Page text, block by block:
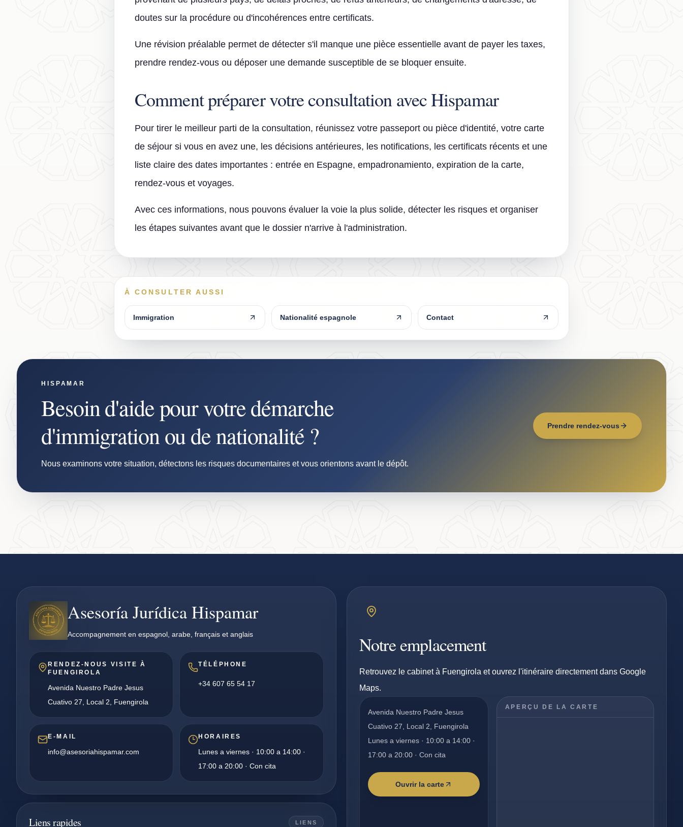
doutes sur la procédure ou d'incohérences entre certificats.
Une révision préalable permet de détecter s'il manque une pièce essentielle avant de payer les taxes,
prendre rendez-vous ou déposer une demande susceptible de se bloquer ensuite.
Comment préparer votre consultation avec Hispamar
Pour tirer le meilleur parti de la consultation, réunissez votre passeport ou pièce d'identité, votre carte
de séjour si vous en avez une, les décisions antérieures, les notifications, les certificats récents et une
liste claire des dates importantes : entrée en Espagne, empadronamiento, expiration de la carte,
rendez-vous et voyages.
Avec ces informations, nous pouvons évaluer la voie la plus solide, détecter les risques et organiser
les étapes suivantes avant que le dossier n'arrive à l'administration.
À CONSULTER AUSSI
Immigration Nationalité espagnole Contact
HISPAMAR
Besoin d'aide pour votre démarche
d'immigration ou de nationalité ?
Nous examinons votre situation, détectons les risques documentaires et vous orientons avant le dépôt.
Prendre rendez-vous
Asesoría Jurídica Hispamar
Accompagnement en espagnol, arabe, français et anglais
RENDEZ-NOUS VISITE À
FUENGIROLA
Avenida Nuestro Padre Jesus
Cuativo 27, Local 2, Fuengirola
TÉLÉPHONE
+34 607 65 54 17
E-MAIL
info@asesoriahispamar.com
HORAIRES
Lunes a viernes · 10:00 a 14:00 ·
17:00 a 20:00 · Con cita
Liens rapides LIENS
Notre emplacement
Retrouvez le cabinet à Fuengirola et ouvrez l'itinéraire directement dans Google
Maps.
Avenida Nuestro Padre Jesus
Cuativo 27, Local 2, Fuengirola
Lunes a viernes · 10:00 a 14:00 ·
17:00 a 20:00 · Con cita
Ouvrir la carte
APERÇU DE LA CARTE